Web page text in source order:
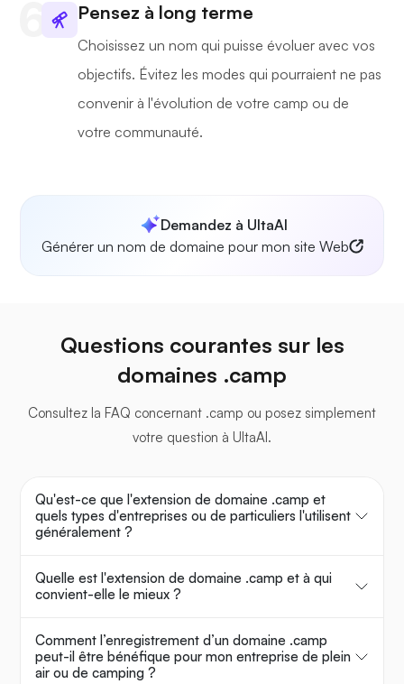
Pensez à long terme
Choisissez un nom qui puisse évoluer avec vos
objectifs. Évitez les modes qui pourraient ne pas
convenir à l'évolution de votre camp ou de
votre communauté.
Demandez à UltaAI
Générer un nom de domaine pour mon site Web
Questions courantes sur les
domaines .camp
Consultez la FAQ concernant .camp ou posez simplement
votre question à UltaAI.
Qu'est-ce que l'extension de domaine .camp et
quels types d'entreprises ou de particuliers l'utilisent
généralement ?
Quelle est l'extension de domaine .camp et à qui
convient-elle le mieux ?
Comment l’enregistrement d’un domaine .camp
peut-il être bénéfique pour mon entreprise de plein
air ou de camping ?